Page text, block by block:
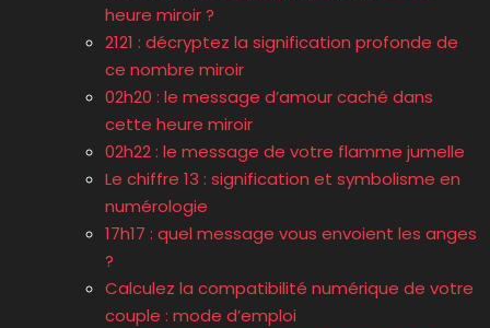
heure miroir ?
2121 : décryptez la signification profonde de
ce nombre miroir
02h20 : le message d’amour caché dans
cette heure miroir
02h22 : le message de votre flamme jumelle
Le chiffre 13 : signification et symbolisme en
numérologie
17h17 : quel message vous envoient les anges
?
Calculez la compatibilité numérique de votre
couple : mode d’emploi